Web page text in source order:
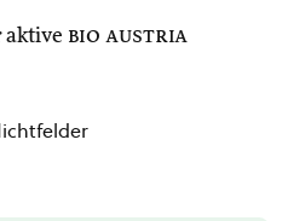
aktive bio austria